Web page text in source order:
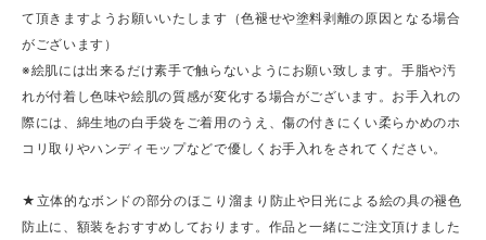
て頂きますようお願いいたします（色褪せや塗料剥離の原因となる場合
がございます）
※絵肌には出来るだけ素手で触らないようにお願い致します。手脂や汚
れが付着し色味や絵肌の質感が変化する場合がございます。お手入れの
際には、綿生地の白手袋をご着用のうえ、傷の付きにくい柔らかめのホ
コリ取りやハンディモップなどで優しくお手入れをされてください。
★立体的なボンドの部分のほこり溜まり防止や日光による絵の具の褪色
防止に、額装をおすすめしております。作品と一緒にご注文頂けました